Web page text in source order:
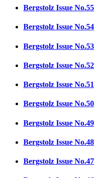
Bergstolz Issue No.55
Bergstolz Issue No.54
Bergstolz Issue No.53
Bergstolz Issue No.52
Bergstolz Issue No.51
Bergstolz Issue No.50
Bergstolz Issue No.49
Bergstolz Issue No.48
Bergstolz Issue No.47